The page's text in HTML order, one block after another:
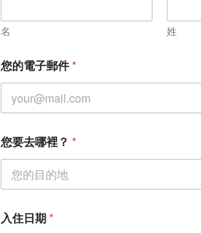
名 姓
您的電子郵件*
您要去哪裡？ *
入住日期*